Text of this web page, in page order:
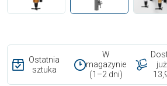
Ostatnia
sztuka
W
magazynie
(1–2 dni)